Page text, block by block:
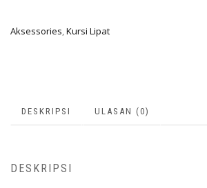
Aksessories,Kursi Lipat
DESKRIPSI ULASAN (0)
DESKRIPSI